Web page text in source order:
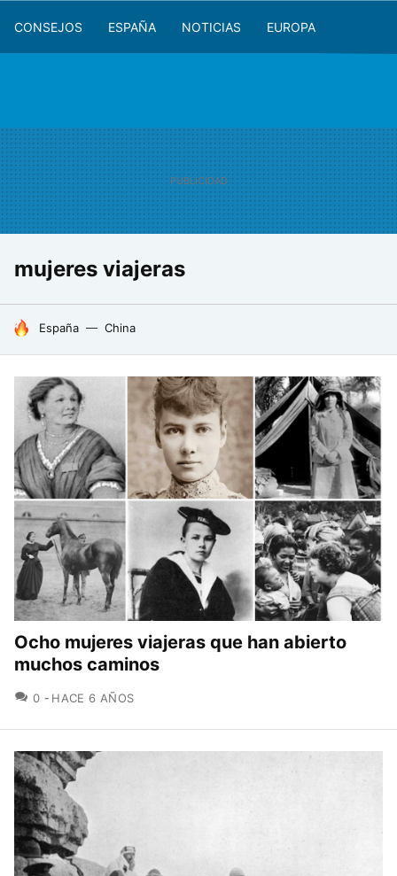
CONSEJOS ESPAÑA NOTICIAS EUROPA
mujeres viajeras
HOY SE HABLA DE
España China
Ocho mujeres viajeras que han abierto
muchos caminos
0 COMENTARIOS
HACE 6 AÑOS